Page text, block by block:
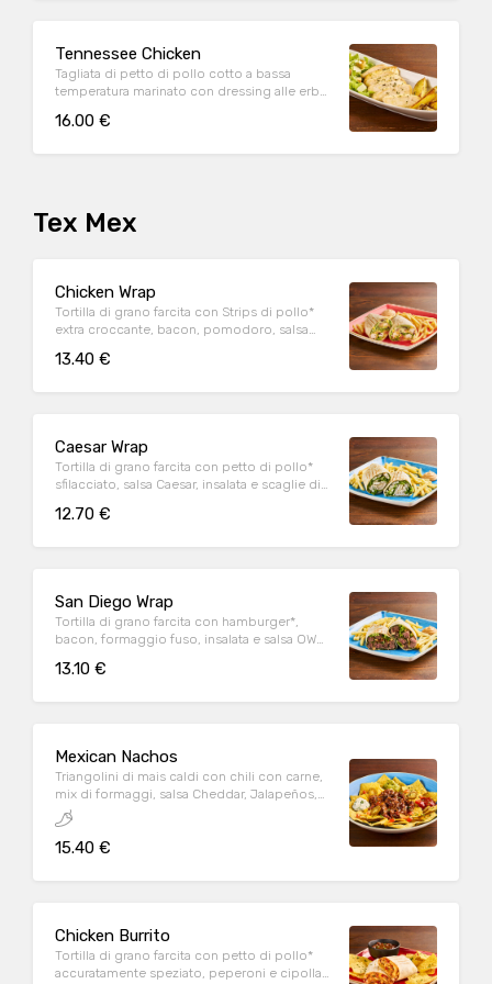
Tennessee Chicken
Tagliata di petto di pollo cotto a bassa
temperatura marinato con dressing alle erbe,
patate al forno
16.00 €
Tex Mex
Chicken Wrap
Tortilla di grano farcita con Strips di pollo*
extra croccante, bacon, pomodoro, salsa
patate* Fries e salsa OWW
13.40 €
Caesar Wrap
Tortilla di grano farcita con petto di pollo*
sfilacciato, salsa Caesar, insalata e scaglie di
patate* Fries e salsa OWW
12.70 €
San Diego Wrap
Tortilla di grano farcita con hamburger*,
bacon, formaggio fuso, insalata e salsa OWW,
13.10 €
Mexican Nachos
Triangolini di mais caldi con chili con carne,
mix di formaggi, salsa Cheddar, Jalapeños,
pomodoro e prezzemolo fresco, serviti con
mix di salse (Guacamole, Messicana e sauce
Cream)
15.40 €
Chicken Burrito
Tortilla di grano farcita con petto di pollo*
accuratamente speziato, peperoni e cipolla